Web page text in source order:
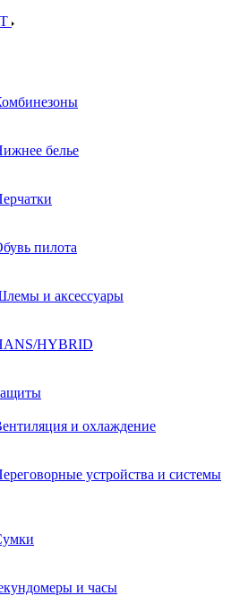
белье
пилота
и аксессуары
HYBRID
и охлаждение
устройства и системы
и часы